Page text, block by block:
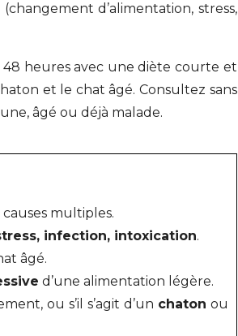
d’alimentation, stress,
heures avec une diète courte et
et le chat âgé. Consultez sans
âgé ou déjà malade.
multiples.
infection, intoxication.
âgé.
d’une alimentation légère.
ou s’il s’agit d’un chaton ou